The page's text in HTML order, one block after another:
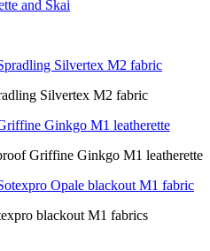
Silvertex M2 fabric
Griffine Ginkgo M1 leatherette
blackout M1 fabrics